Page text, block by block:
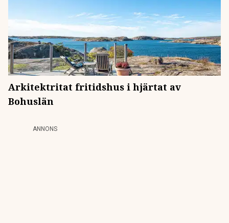
Arkitektritat fritidshus i hjärtat av
Bohuslän
ANNONS